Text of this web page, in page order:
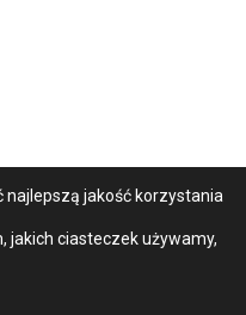
jakość korzystania
jakich ciasteczek używamy,